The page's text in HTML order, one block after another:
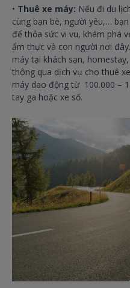
• Thuê xe máy: Nếu đi du
cùng bạn bè, người yêu,…
để thỏa sức vi vu, khám phá
ẩm thực và con người nơi
máy tại khách sạn,
thông qua dịch vụ cho thuê
máy dao động từ 100.000 –
tay ga hoặc xe số.